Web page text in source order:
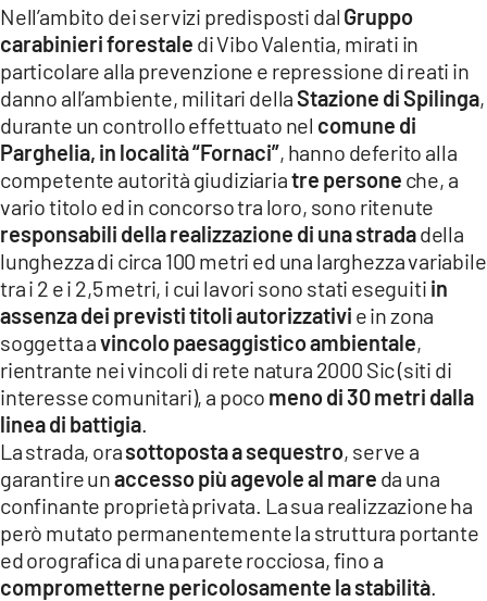
ILREGGINO.IT
COSENZACHANNEL.IT
ILVIBONESE.IT
CATANZAROCHANNEL.IT
LACAPITALENEWS.IT
App
ANDROID
APPLE
Nell’ambito dei servizi predisposti dal Gruppo
carabinieri forestale di Vibo Valentia, mirati in
particolare alla prevenzione e repressione di reati in
danno all’ambiente, militari dellaStazione di Spilinga,
durante un controllo effettuato nel comune di
Parghelia, in località “Fornaci”, hanno deferito alla
competente autorità giudiziariatre persone che, a
vario titolo ed in concorso tra loro, sono ritenute
responsabili della realizzazione di una stradadella
lunghezza di circa 100 metri ed una larghezza variabile
tra i 2 e i 2,5 metri, i cui lavori sono stati eseguiti in
assenza dei previsti titoli autorizzativi e in zona
soggetta avincolo paesaggistico ambientale,
rientrante nei vincoli di rete natura 2000 Sic (siti di
interesse comunitari), a poco meno di 30 metri dalla
linea di battigia.
La strada, orasottoposta a sequestro, serve a
garantire unaccesso più agevole al mare da una
confinante proprietà privata. La sua realizzazione ha
però mutato permanentemente la struttura portante
ed orografica di una parete rocciosa, fino a
comprometterne pericolosamente la stabilità.